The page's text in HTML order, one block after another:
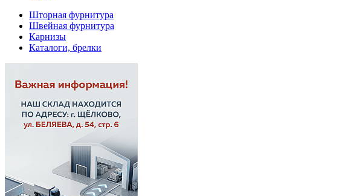
Шторная фурнитура
Швейная фурнитура
Карнизы
Каталоги, брелки